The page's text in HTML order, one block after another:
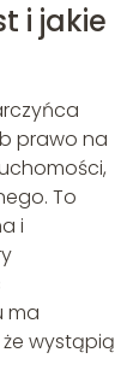
i jakie
prawo na
To
i
ma
wystąpią